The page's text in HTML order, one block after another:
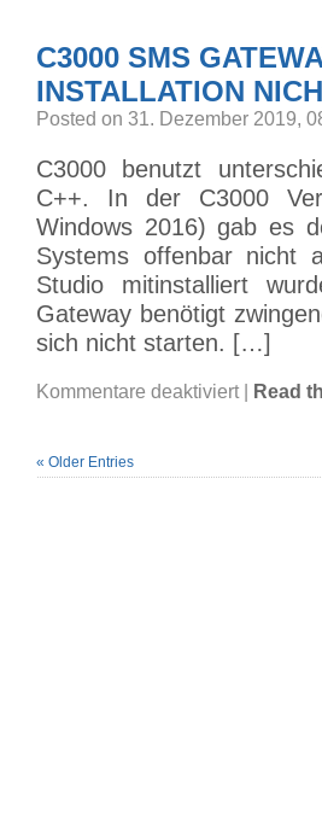
C3000 SMS
INSTALLATION
Posted on 31. Dezember 2019,
C3000 benutzt
C++. In der C3000
Windows 2016) gab es
Systems offenbar nicht
Studio mitinstalliert
Gateway benötigt
sich nicht starten. […]
Kommentare deaktiviertfür
C3000
der
Read
« Older Entries